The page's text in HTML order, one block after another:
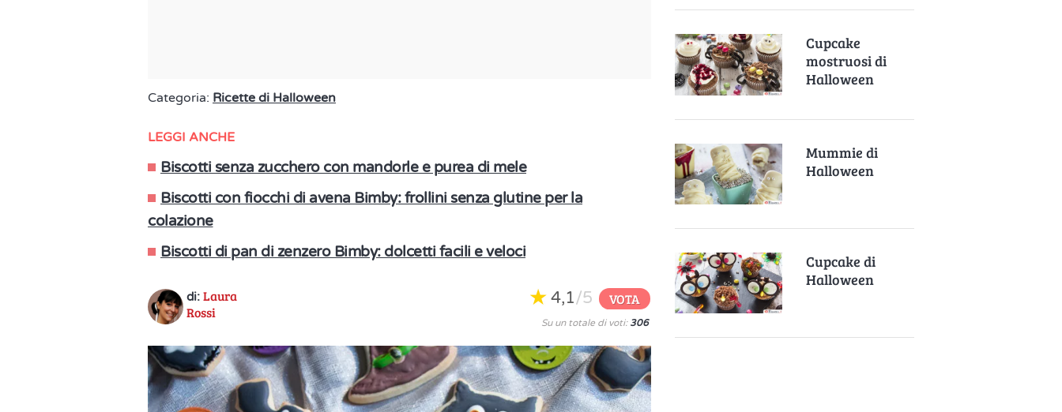
Categoria: Ricette di Halloween
LEGGI ANCHE
Biscotti senza zucchero con mandorle e purea di mele
Biscotti con fiocchi di avena Bimby: frollini senza glutine per la
colazione
Biscotti di pan di zenzero Bimby: dolcetti facili e veloci
di: Laura
Rossi
4,1/5 VOTA
Su un totale di voti: 306
Cupcake
mostruosi di
Halloween
Mummie di
Halloween
Cupcake di
Halloween